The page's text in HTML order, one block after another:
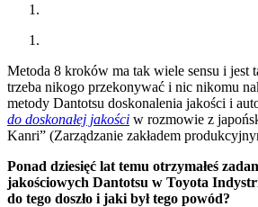
Metoda 8 kroków ma tak wiele sensu i jest
trzeba nikogo przekonywać i nic nikomu
metody Dantotsu doskonalenia jakości i
do doskonałej jakości w rozmowie z
Kanri” (Zarządzanie zakładem
Ponad dziesięć lat temu otrzymałeś
jakościowych Dantotsu w Toyota
do tego doszło i jaki był tego powód?